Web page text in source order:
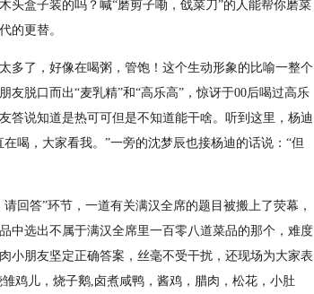
头盒子装的吗？喊“磨剪子嘞，戗菜刀”的人能帮你磨菜
的更替。
多了，好像在喝粥，管饱！这个生动形象的比喻一整个
脱口而出“麦乳精”和“高乐高”，惊讶于00后喝过高乐
答说知道是热可可但是不知道能干啥。听到这里，杨迪
喝，大家看我。”一旁的沈梦辰也接杨迪的话说：“但
回答”环节，一道有关满汉全席的题目被搬上了荧幕，
中选出不属于满汉全席里一百零八道菜品的那个，难度
小朋友坚定正确答案，丝毫不受干扰，还现场为大家表
鸡儿，烧子鹅,卤煮咸鸭，酱鸡，腊肉，松花，小肚